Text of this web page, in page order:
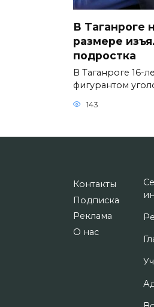
В Таганроге
размере
подростка
В Таганроге 16-
фигурантом
143
Контакты
Подписка
Реклама
О нас